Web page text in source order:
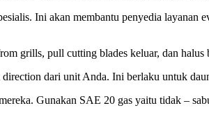
Ini akan membantu penyedia layanan
grills, pull cutting blades keluar, dan halus
dari unit Anda. Ini berlaku untuk
Gunakan SAE 20 gas yaitu tidak –